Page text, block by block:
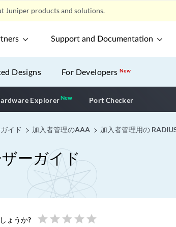
Juniper products and solutions.
Support and Documentation
Designs For DevelopersNew
ExplorerNewNew application
Port Checker
イド 加入者管理のAAA 加入者管理用の
ーガイド
ょうか? star star star star star